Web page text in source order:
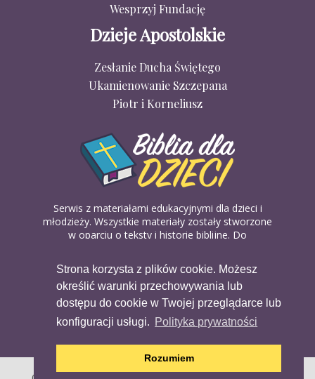
Strona korzysta z plików cookie. Możesz
określić warunki przechowywania lub
dostępu do cookie w Twojej przeglądarce lub
konfiguracji usługi. Polityka prywatności
Rozumiem
Wesprzyj Fundację
Dzieje Apostolskie
Zesłanie Ducha Świętego
Ukamienowanie Szczepana
Piotr i Korneliusz
Serwis z materiałami edukacyjnymi dla dzieci i
młodzieży. Wszystkie materiały zostały stworzone
w oparciu o teksty i historie biblijne. Do
biblijnych. Można je pobierać, drukować i
udostępniać bez żadnych opłat. Materiałów
dostępnych na serwisie nie można wykorzystywać
w celach komercyjnych.